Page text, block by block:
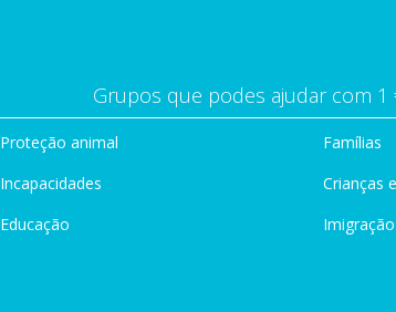
Grupos que podes ajudar com 1
Proteção animal
Incapacidades
Educação
Famílias
Crianças
Imigração